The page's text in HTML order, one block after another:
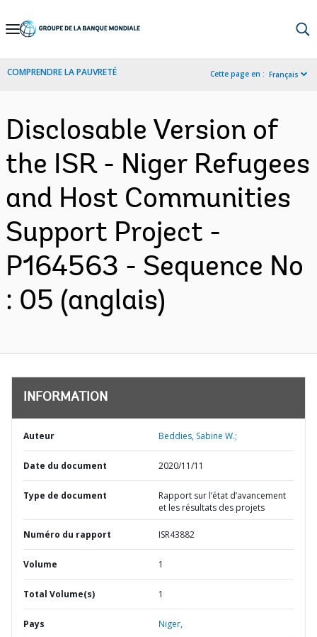
Skip
Navigation
COMPRENDRE LA PAUVRETÉ Cette page en : Français
Disclosable Version of
the ISR - Niger Refugees
and Host Communities
Support Project -
P164563 - Sequence No
: 05 (anglais)
INFORMATION
Auteur Beddies, Sabine W.;
Date du document 2020/11/11
Type de document
Rapport sur l’état d’avancement
et les résultats des projets
Numéro du rapport ISR43882
Volume 1
Total Volume(s) 1
Pays Niger,